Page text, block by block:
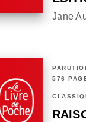
Jane
576